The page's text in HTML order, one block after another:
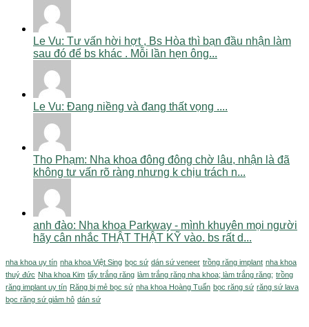
Le Vu: Tư vấn hời hợt , Bs Hòa thì bạn đầu nhận làm
sau đó để bs khác . Mỗi lần hẹn ông...
Le Vu: Đang niềng và đang thất vọng ....
Tho Phạm: Nha khoa đông đông chờ lâu, nhận là đã
không tư vấn rõ ràng nhưng k chịu trách n...
anh đào: Nha khoa Parkway - mình khuyên mọi người
hãy cân nhắc THẬT THẬT KỸ vào. bs rất d...
nha khoa uy tín nha khoa Việt Sing bọc sứ dán sứ veneer trồng răng implant nha khoa
thuý đức Nha khoa Kim tẩy trắng răng làm trắng răng nha khoa; làm trắng răng; trồng
răng implant uy tín Răng bị mẻ bọc sứ nha khoa Hoàng Tuấn bọc răng sứ răng sứ lava
bọc răng sứ giảm hô dán sứ